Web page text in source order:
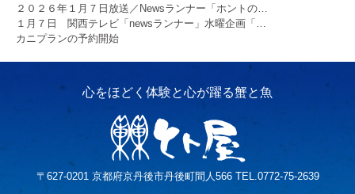
２０２６年１月７日放送／Newsランナー「ホントの…
１月７日 関西テレビ「newsランナー」水曜企画「…
カニプランの予約開始
〒627-0201 京都府京丹後市丹後町間人566 TEL.0772-75-2639